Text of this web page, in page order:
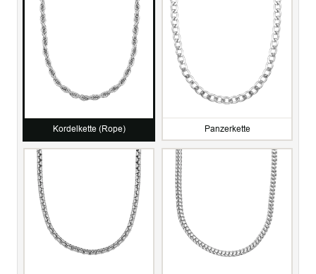
Kordelkette (Rope) Panzerkette